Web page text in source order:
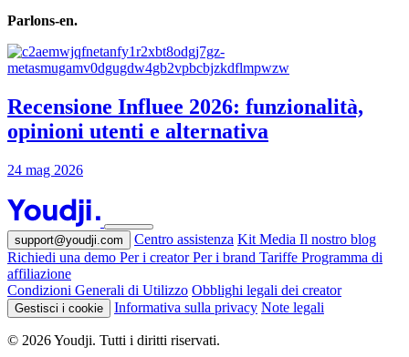
Parlons-en.
Recensione Influee 2026: funzionalità,
opinioni utenti e alternativa
24 mag 2026
support@youdji.com Centro assistenza Kit Media Il nostro blog
Richiedi una demo Per i creatorPer i brand Tariffe Programma di
affiliazione
Condizioni Generali di Utilizzo Obblighi legali dei creator
Gestisci i cookie Informativa sulla privacy Note legali
© 2026 Youdji. Tutti i diritti riservati.